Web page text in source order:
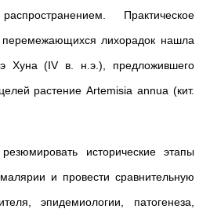
Практическое
лихорадок нашла
Хуна (IV в. н.э.), предложившего
растение Artemisia annua (кит.
исторические этапы
и провести сравнительную
эпидемиологии, патогенеза,